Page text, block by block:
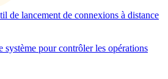
de lancement de connexions à distance
système pour contrôler les opérations